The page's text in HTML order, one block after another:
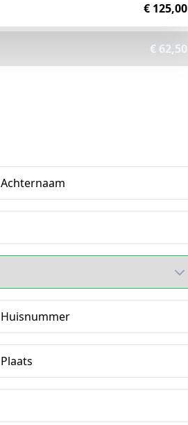
€ 125,00
€ 62,50
Achternaam
Huisnummer
Plaats